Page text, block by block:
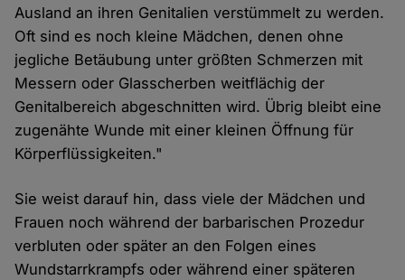
Ausland an ihren Genitalien verstümmelt zu werden.
Oft sind es noch kleine Mädchen, denen ohne
jegliche Betäubung unter größten Schmerzen mit
Messern oder Glasscherben weitflächig der
Genitalbereich abgeschnitten wird. Übrig bleibt eine
zugenähte Wunde mit einer kleinen Öffnung für
Körperflüssigkeiten."
Sie weist darauf hin, dass viele der Mädchen und
Frauen noch während der barbarischen Prozedur
verbluten oder später an den Folgen eines
Wundstarrkrampfs oder während einer späteren